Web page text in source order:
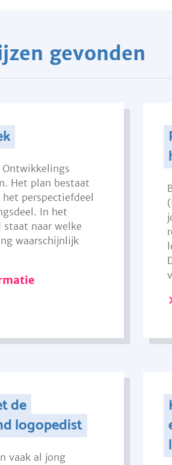
gevonden
Ontwikkelings
Het plan bestaat
perspectiefdeel
In het
staat naar welke
waarschijnlijk
de
logopedist
vaak al jong